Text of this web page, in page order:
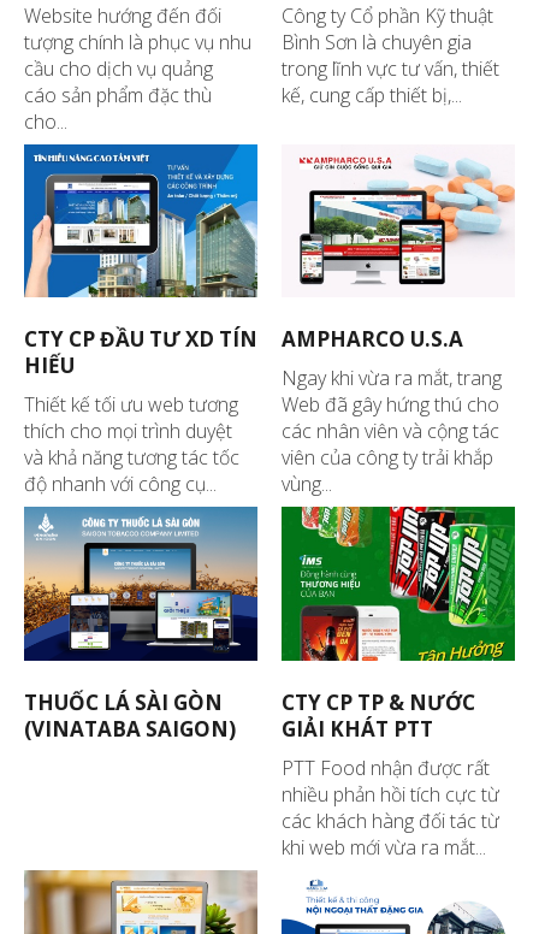
Website hướng đến đối
tượng chính là phục vụ nhu
cầu cho dịch vụ quảng
cáo sản phẩm đặc thù
cho...
Công ty Cổ phần Kỹ thuật
Bình Sơn là chuyên gia
trong lĩnh vực tư vấn, thiết
kế, cung cấp thiết bị,...
CTY CP ĐẦU TƯ XD TÍN
HIẾU
Thiết kế tối ưu web tương
thích cho mọi trình duyệt
và khả năng tương tác tốc
độ nhanh với công cụ...
AMPHARCO U.S.A
Ngay khi vừa ra mắt, trang
Web đã gây hứng thú cho
các nhân viên và cộng tác
viên của công ty trải khắp
vùng...
THUỐC LÁ SÀI GÒN
(VINATABA SAIGON)
CTY CP TP & NƯỚC
GIẢI KHÁT PTT
PTT Food nhận được rất
nhiều phản hồi tích cực từ
các khách hàng đối tác từ
khi web mới vừa ra mắt...